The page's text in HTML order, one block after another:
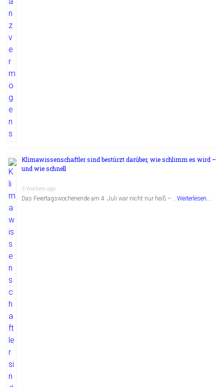
Klimawissenschaftler sind bestürzt darüber, wie schlimm es wird –
und wie schnell
3 Wochen ago
Das Feiertagswochenende am 4. Juli war nicht nur heiß – …Weiterlesen...